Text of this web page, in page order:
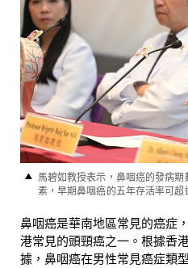
馬碧如教授表示， 鼻咽癌的發病期
素，早期鼻咽癌的五年存活率可超
鼻咽癌是華南地區常見的癌症
港常見的頭頸癌之一。根據香
據，鼻咽癌在男性常見癌症類